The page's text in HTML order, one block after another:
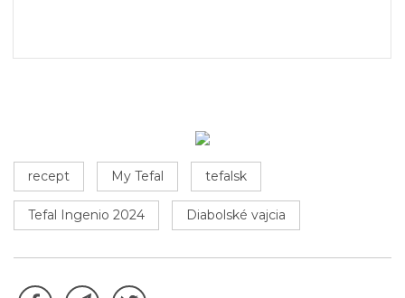
recept My Tefal tefalsk
Tefal Ingenio 2024 Diabolské vajcia